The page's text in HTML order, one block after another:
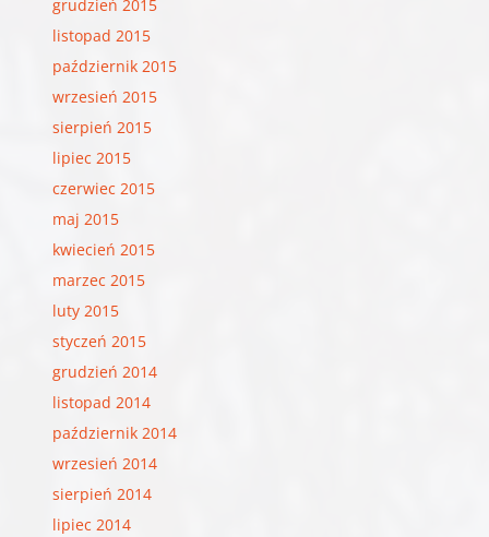
grudzień 2015
listopad 2015
październik 2015
wrzesień 2015
sierpień 2015
lipiec 2015
czerwiec 2015
maj 2015
kwiecień 2015
marzec 2015
luty 2015
styczeń 2015
grudzień 2014
listopad 2014
październik 2014
wrzesień 2014
sierpień 2014
lipiec 2014